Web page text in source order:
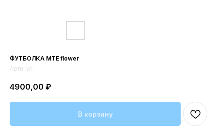
ФУТБОЛКА МТЕ flower
Артикул:
4900,00 ₽
В корзину